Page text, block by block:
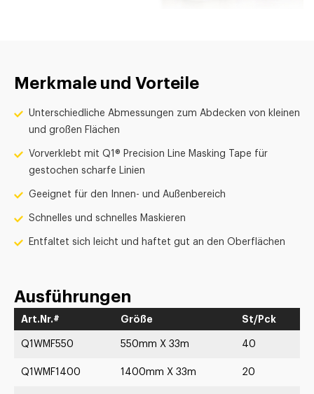
Merkmale und Vorteile
Unterschiedliche Abmessungen zum Abdecken von kleinen
und großen Flächen
Vorverklebt mit Q1® Precision Line Masking Tape für
gestochen scharfe Linien
Geeignet für den Innen- und Außenbereich
Schnelles und schnelles Maskieren
Entfaltet sich leicht und haftet gut an den Oberflächen
Ausführungen
Art.Nr.# Größe St/Pck
Q1WMF550 550mm X 33m 40
Q1WMF1400 1400mm X 33m 20